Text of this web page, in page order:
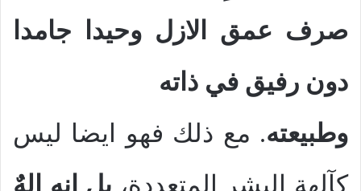
صرف عمق الازل وحيدا جامدا
دون رفيق في ذاته
وطبيعته. مع ذلك فهو ايضا ليس
كآلهةِ البشر المتعددة، بل إنه إلهٌ